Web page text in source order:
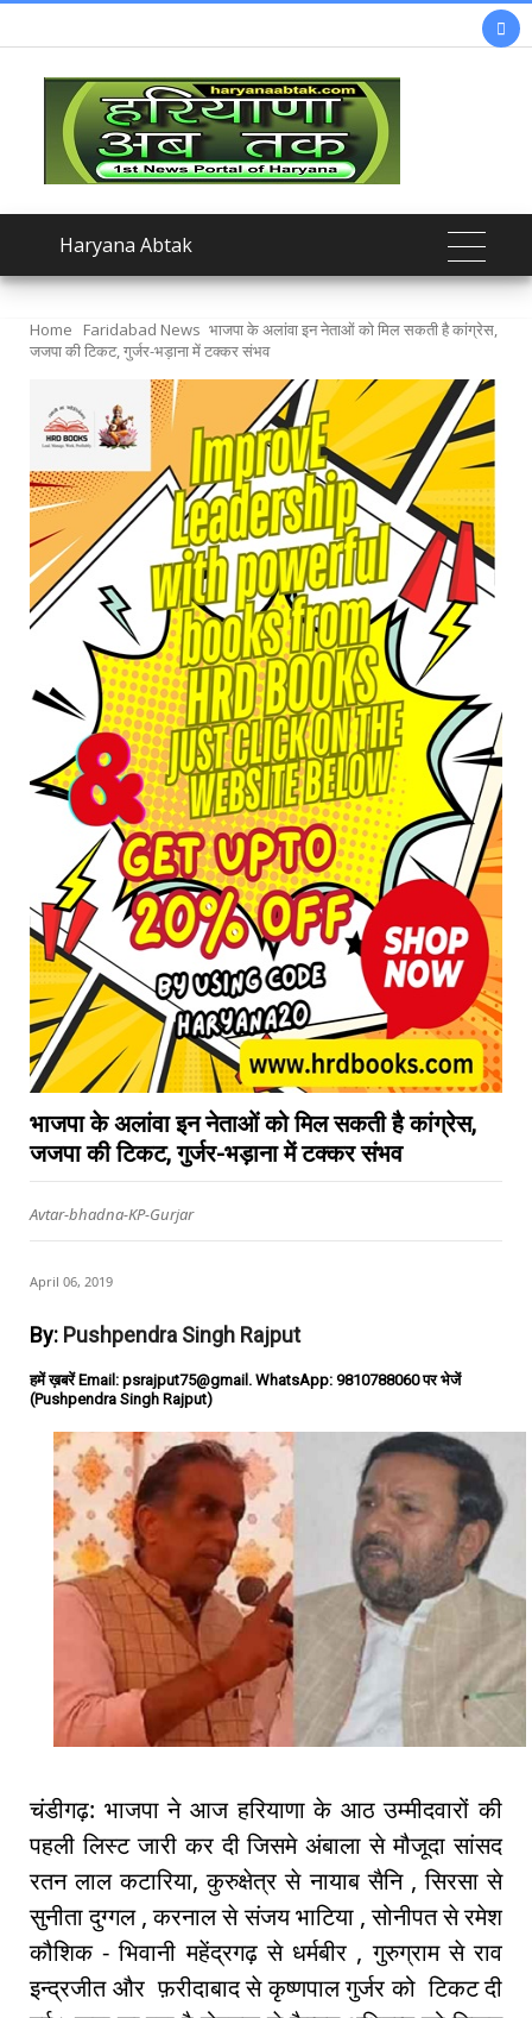

Haryana Abtak
Home Faridabad News भाजपा के अलांवा इन नेताओं को मिल सकती है कांग्रेस,
जजपा की टिकट, गुर्जर-भड़ाना में टक्कर संभव
भाजपा के अलांवा इन नेताओं को मिल सकती है कांग्रेस,
जजपा की टिकट, गुर्जर-भड़ाना में टक्कर संभव
Avtar-bhadna-KP-Gurjar
April 06, 2019
By: Pushpendra Singh Rajput
हमें ख़बरें Email: psrajput75@gmail. WhatsApp: 9810788060 पर भेजें
(Pushpendra Singh Rajput)
चंडीगढ़: भाजपा ने आज हरियाणा के आठ उम्मीदवारों की
पहली लिस्ट जारी कर दी जिसमे अंबाला से मौजूदा सांसद
रतन लाल कटारिया, कुरुक्षेत्र से नायाब सैनि , सिरसा से
सुनीता दुग्गल , करनाल से संजय भाटिया , सोनीपत से रमेश
कौशिक - भिवानी महेंद्रगढ़ से धर्मबीर , गुरुग्राम से राव
इन्द्रजीत और फ़रीदाबाद से कृष्णपाल गुर्जर को टिकट दी